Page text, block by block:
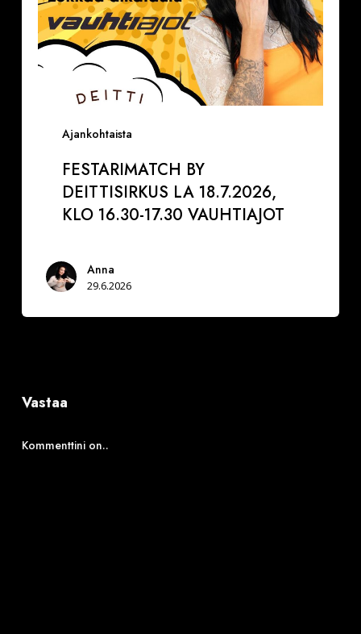
Ajankohtaista
FESTARIMATCH BY
DEITTISIRKUS LA 18.7.2026,
KLO 16.30-17.30 VAUHTIAJOT
Anna
29.6.2026
Vastaa
Kommenttini on..